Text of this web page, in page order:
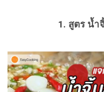
1. สูตร น้